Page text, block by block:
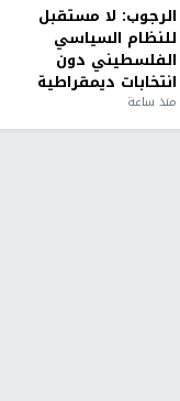
الرجوب: لا مستقبل
للنظام السياسي
الفلسطيني دون
انتخابات ديمقراطية
منذ ساعة